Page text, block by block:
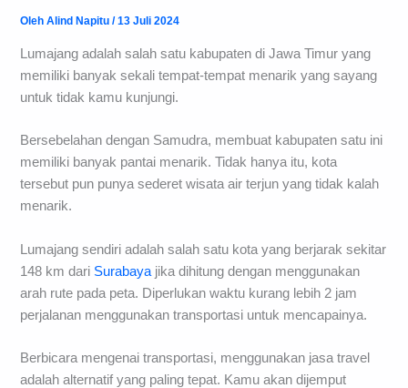
OlehAlind Napitu/13 Juli 2024
Lumajang adalah salah satu kabupaten di Jawa Timur yang
memiliki banyak sekali tempat-tempat menarik yang sayang
untuk tidak kamu kunjungi.
Bersebelahan dengan Samudra, membuat kabupaten satu ini
memiliki banyak pantai menarik. Tidak hanya itu, kota
tersebut pun punya sederet wisata air terjun yang tidak kalah
menarik.
Lumajang sendiri adalah salah satu kota yang berjarak sekitar
148 km dari Surabaya jika dihitung dengan menggunakan
arah rute pada peta. Diperlukan waktu kurang lebih 2 jam
perjalanan menggunakan transportasi untuk mencapainya.
Berbicara mengenai transportasi, menggunakan jasa travel
adalah alternatif yang paling tepat. Kamu akan dijemput